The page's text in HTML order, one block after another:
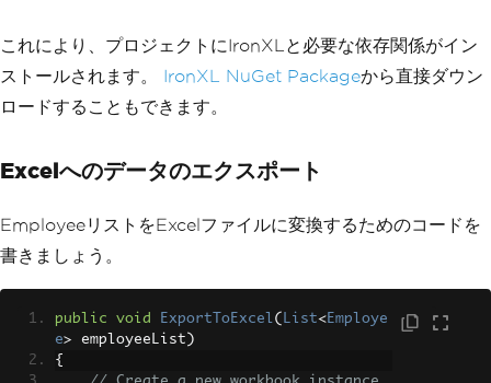
これにより、プロジェクトにIronXLと必要な依存関係がイン
ストールされます。
IronXL NuGet Packageから直接ダウン
ロードすることもできます。
Excelへのデータのエクスポート
EmployeeリストをExcelファイルに変換するためのコードを
書きましょう。
public void ExportToExcel( List<Employe
e> employeeList )
{